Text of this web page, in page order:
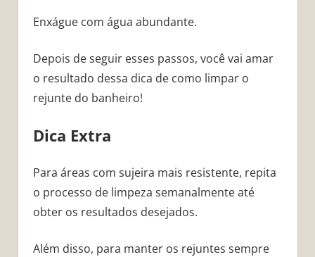
Enxágue com água abundante.
Depois de seguir esses passos, você vai amar
o resultado dessa dica de como limpar o
rejunte do banheiro!
Dica Extra
Para áreas com sujeira mais resistente, repita
o processo de limpeza semanalmente até
obter os resultados desejados.
Além disso, para manter os rejuntes sempre